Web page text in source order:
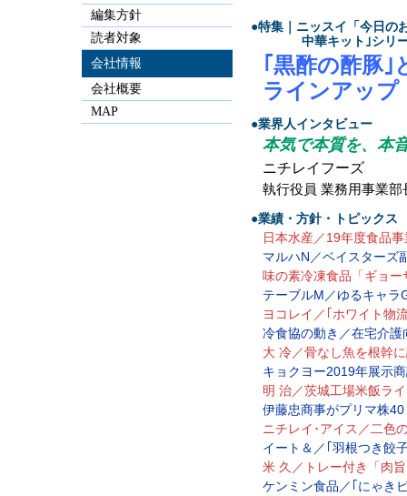
●特集｜ニッスイ「今日の
中華キット｣シリ
｢黒酢の酢豚｣
ラインアップ
●業界人インタビュー
本気で本質を、本
ニチレイフーズ
執行役員 業務用事業
●業績・方針・トピックス
日本水産／19年度食品
マルハN／ベイスターズ
味の素冷凍食品「ギョ
テーブルM／ゆるキャラ
ヨコレイ／｢ホワイト物
冷食協の動き／在宅介
大 冷／骨なし魚を根幹
キョクヨー2019年展示
明 治／茨城工場米飯ラ
伊藤忠商事がプリマ株
ニチレイ･アイス／二色
イート＆／｢羽根つき餃
米 久／トレー付き「肉
ケンミン食品／｢にゃき
編集方針
読者対象
会社情報
会社概要
MAP